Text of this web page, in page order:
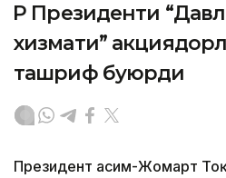
ҚР Президенти
хизмати”
ташриф буюрди
Президент Қасим-Жомарт